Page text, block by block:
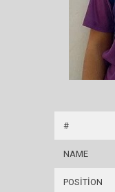
#
NAME
POSITION